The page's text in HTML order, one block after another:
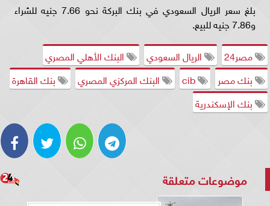
بلغ سعر الريال السعودي في بنك البركة نحو 7.66 جنيه للشراء
و7.86 جنيه للبيع.
مصر24
الريال السعودي
البنك الأهلي المصري
بنك مصر
البنك المركزي المصري
بنك القاهرة
بنك الإسكندرية
موضوعات متعلقة